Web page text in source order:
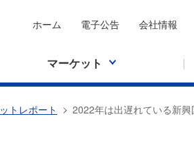
ホーム 電子公告 会社情報
マーケット
トレポート 2022年は出遅れている新